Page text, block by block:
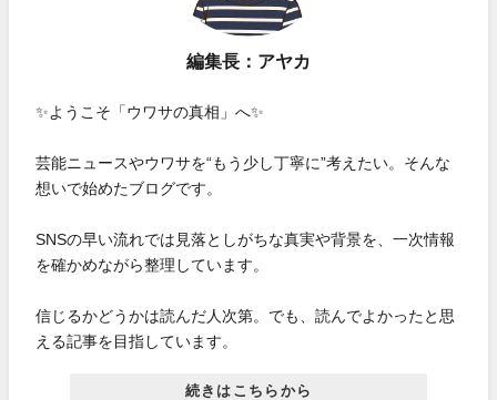
編集長：アヤカ
✨ようこそ「ウワサの真相」へ✨
芸能ニュースやウワサを“もう少し丁寧に”考えたい。そんな
想いで始めたブログです。
SNSの早い流れでは見落としがちな真実や背景を、一次情報
を確かめながら整理しています。
信じるかどうかは読んだ人次第。でも、読んでよかったと思
える記事を目指しています。
続きはこちらから